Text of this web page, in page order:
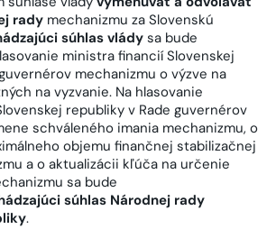
rady mechanizmu za Slovenskú
súhlas vlády sa bude
ministra financií Slovenskej
mechanizmu o výzve na
na vyzvanie. Na hlasovanie
republiky v Rade guvernérov
schváleného imania mechanizmu, o
objemu finančnej stabilizačnej
a o aktualizácii kľúča na určenie
sa bude
súhlas Národnej rady
.